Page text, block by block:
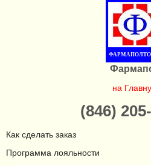
на
(846)
Как сделать заказ
Программа лояльности